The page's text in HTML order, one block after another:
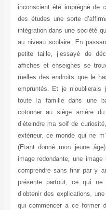
inconscient été imprégné de
des études une sorte
intégration dans une société
au niveau scolaire. En
petite taille, j’essayé de
affiches et enseignes se
ruelles des endroits que le
empruntés. Et je n’oublierais
toute la famille dans une
cotonner au siège arrière
d’éteindre ma soif de
extérieur, ce monde qui ne
(Etant donné mon jeune
image redondante, une
comprendre sans finir par y
présente partout, ce qui ne
d’obtenir des explications,
qui commencer a ce former